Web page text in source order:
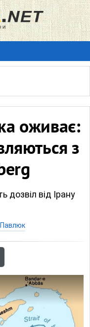
оживає:
з
дозвіл від Ірану
Павлюк